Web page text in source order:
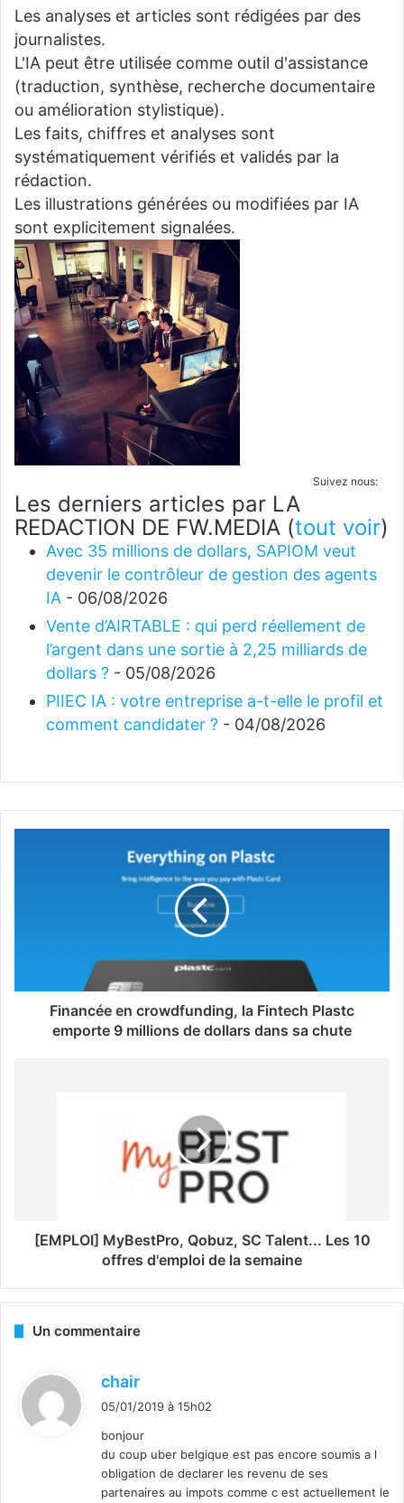
Les analyses et articles sont rédigées par des
journalistes.
L'IA peut être utilisée comme outil d'assistance
(traduction, synthèse, recherche documentaire
ou amélioration stylistique).
Les faits, chiffres et analyses sont
systématiquement vérifiés et validés par la
rédaction.
Les illustrations générées ou modifiées par IA
sont explicitement signalées.
Suivez nous:
Les derniers articles par LA
REDACTION DE FW.MEDIA (tout voir)
Avec 35 millions de dollars, SAPIOM veut
devenir le contrôleur de gestion des agents
IA - 06/08/2026
Vente d’AIRTABLE : qui perd réellement de
l’argent dans une sortie à 2,25 milliards de
dollars ? - 05/08/2026
PIIEC IA : votre entreprise a-t-elle le profil et
comment candidater ? - 04/08/2026
Financée en crowdfunding, la Fintech Plastc
emporte 9 millions de dollars dans sa chute
[EMPLOI] MyBestPro, Qobuz, SC Talent... Les 10
offres d'emploi de la semaine
Un commentaire
chair
:
05/01/2019 à 15h02
bonjour
du coup uber belgique est pas encore soumis a l
obligation de declarer les revenu de ses
partenaires au impots comme c est actuellement le